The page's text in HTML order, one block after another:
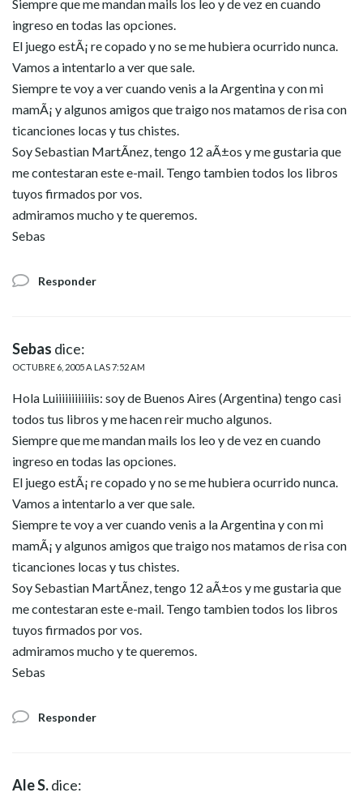
Siempre que me mandan mails los leo y de vez en cuando
ingreso en todas las opciones.
El juego estÃ¡ re copado y no se me hubiera ocurrido nunca.
Vamos a intentarlo a ver que sale.
Siempre te voy a ver cuando venis a la Argentina y con mi
mamÃ¡ y algunos amigos que traigo nos matamos de risa con
ticanciones locas y tus chistes.
Soy Sebastian MartÃ­nez, tengo 12 aÃ±os y me gustaria que
me contestaran este e-mail. Tengo tambien todos los libros
tuyos firmados por vos.
admiramos mucho y te queremos.
Sebas
Responder
Sebas dice:
OCTUBRE 6, 2005 A LAS 7:52 AM
Hola Luiiiiiiiiiiiis: soy de Buenos Aires (Argentina) tengo casi
todos tus libros y me hacen reir mucho algunos.
Siempre que me mandan mails los leo y de vez en cuando
ingreso en todas las opciones.
El juego estÃ¡ re copado y no se me hubiera ocurrido nunca.
Vamos a intentarlo a ver que sale.
Siempre te voy a ver cuando venis a la Argentina y con mi
mamÃ¡ y algunos amigos que traigo nos matamos de risa con
ticanciones locas y tus chistes.
Soy Sebastian MartÃ­nez, tengo 12 aÃ±os y me gustaria que
me contestaran este e-mail. Tengo tambien todos los libros
tuyos firmados por vos.
admiramos mucho y te queremos.
Sebas
Responder
Ale S.dice: